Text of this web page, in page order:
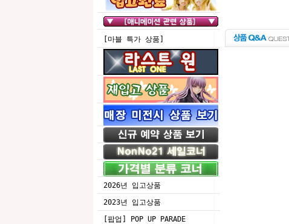
[마블 특가 상품]
2026년 입고상품
2023년 입고상품
[팝업] POP UP PARADE